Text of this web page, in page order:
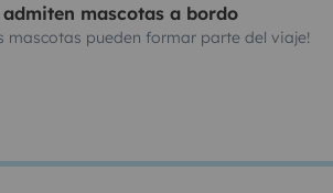
admiten mascotas a bordo
mascotas pueden formar parte del viaje!